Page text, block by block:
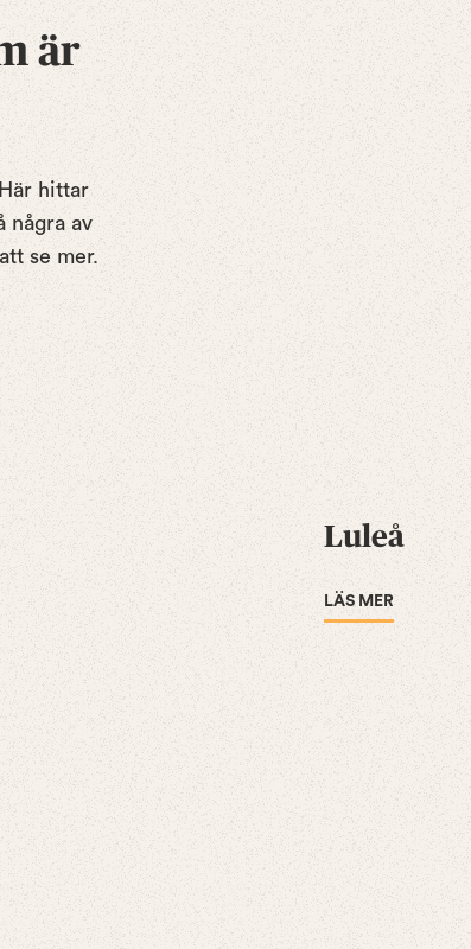
är
hittar
några av
se mer.
Luleå
LÄS MER